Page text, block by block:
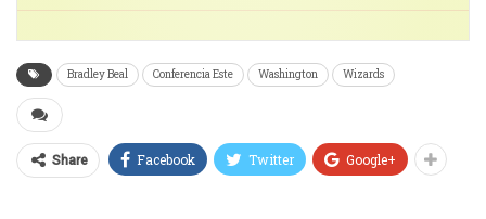
Bradley Beal Conferencia Este Washington Wizards
Share Facebook Twitter Google+